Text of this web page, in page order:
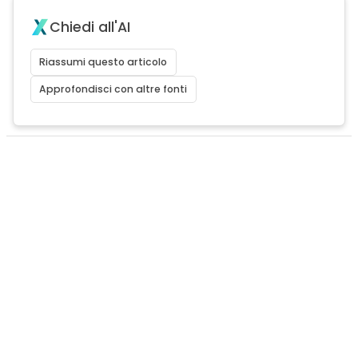
Chiedi all'AI
Riassumi questo articolo
Approfondisci con altre fonti